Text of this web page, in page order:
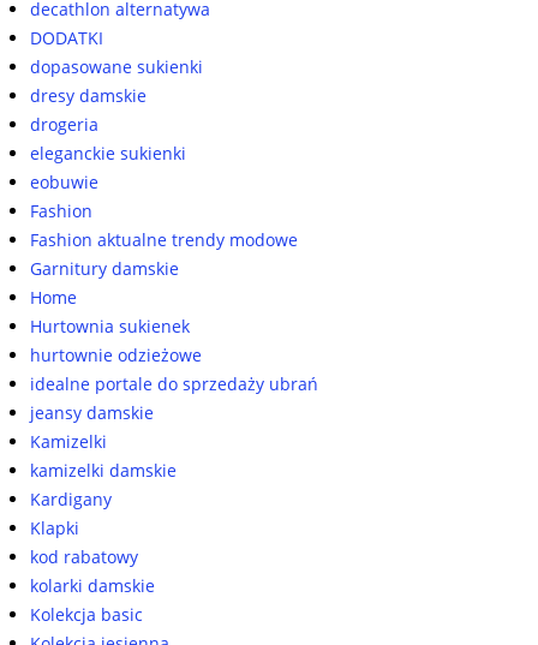
decathlon alternatywa
DODATKI
dopasowane sukienki
dresy damskie
drogeria
eleganckie sukienki
eobuwie
Fashion
Fashion aktualne trendy modowe
Garnitury damskie
Home
Hurtownia sukienek
hurtownie odzieżowe
idealne portale do sprzedaży ubrań
jeansy damskie
Kamizelki
kamizelki damskie
Kardigany
Klapki
kod rabatowy
kolarki damskie
Kolekcja basic